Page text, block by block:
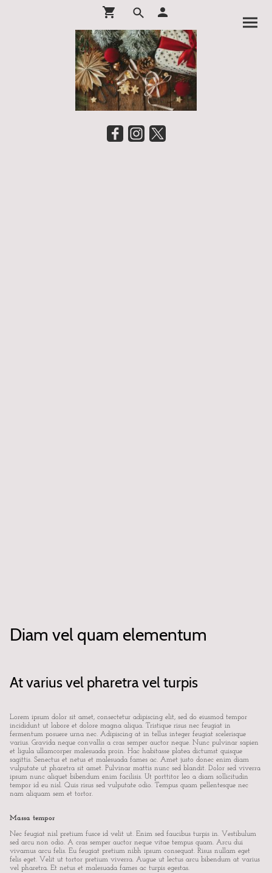
Diam vel quam elementum
At varius vel pharetra vel turpis
Lorem ipsum dolor sit amet, consectetur adipiscing elit, sed do eiusmod tempor
incididunt ut labore et dolore magna aliqua. Tristique risus nec feugiat in
fermentum posuere urna nec. Adipiscing at in tellus integer feugiat scelerisque
varius. Gravida neque convallis a cras semper auctor neque. Nunc pulvinar sapien
et ligula ullamcorper malesuada proin. Hac habitasse platea dictumst quisque
sagittis. Senectus et netus et malesuada fames ac. Amet justo donec enim diam
vulputate ut pharetra sit amet. Pulvinar mattis nunc sed blandit. Dolor sed viverra
ipsum nunc aliquet bibendum enim facilisis. Ut porttitor leo a diam sollicitudin
tempor id eu nisl. Quis risus sed vulputate odio. Tempus quam pellentesque nec
nam aliquam sem et tortor.
Massa tempor
Nec feugiat nisl pretium fusce id velit ut. Enim sed faucibus turpis in. Vestibulum
sed arcu non odio. A cras semper auctor neque vitae tempus quam. Arcu dui
vivamus arcu felis. Eu feugiat pretium nibh ipsum consequat. Risus nullam eget
felis eget. Velit ut tortor pretium viverra. Augue ut lectus arcu bibendum at varius
vel pharetra. Et netus et malesuada fames ac turpis egestas.